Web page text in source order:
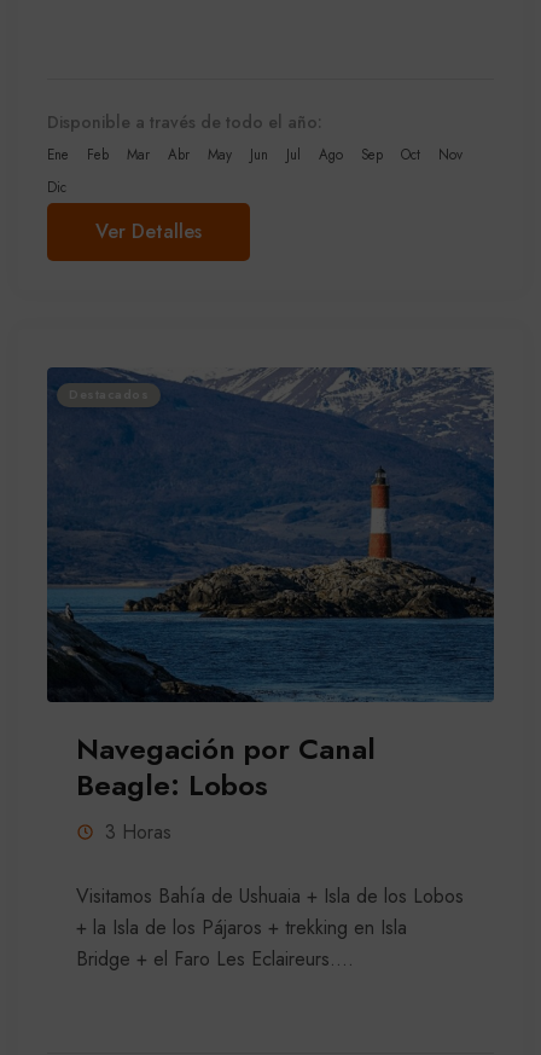
Disponible a través de todo el año:
Ene Feb Mar Abr May Jun Jul Ago Sep Oct
Nov
Dic
Ver Detalles
Navegación por Canal
Beagle: Lobos
3 Horas
Visitamos Bahía de Ushuaia + Isla de los Lobos
+ la Isla de los Pájaros + trekking en Isla
Bridge + el Faro Les Eclaireurs....